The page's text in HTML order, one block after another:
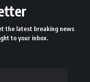
the latest breaking news
to your inbox.